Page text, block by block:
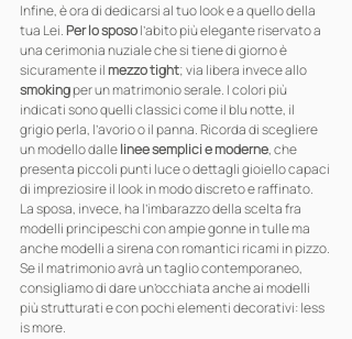
Infine, è ora di dedicarsi al tuo look e a quello della
tua Lei. Per lo sposo l’abito più elegante riservato a
una cerimonia nuziale che si tiene di giorno è
sicuramente il mezzo tight; via libera invece allo
smoking per un matrimonio serale. I colori più
indicati sono quelli classici come il blu notte, il
grigio perla, l’avorio o il panna. Ricorda di scegliere
un modello dalle linee semplici e moderne, che
presenta piccoli punti luce o dettagli gioiello capaci
di impreziosire il look in modo discreto e raffinato.
La sposa, invece, ha l’imbarazzo della scelta fra
modelli principeschi con ampie gonne in tulle ma
anche modelli a sirena con romantici ricami in pizzo.
Se il matrimonio avrà un taglio contemporaneo,
consigliamo di dare un’occhiata anche ai modelli
più strutturati e con pochi elementi decorativi: less
is more.